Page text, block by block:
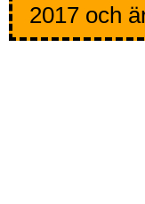
2017 och